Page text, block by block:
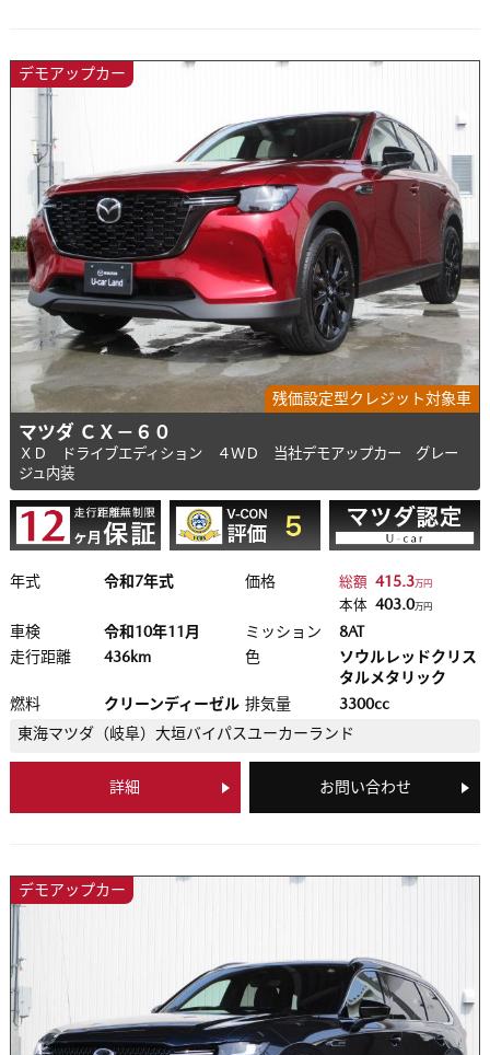
デモアップカー
残価設定型クレジット対象車
マツダ ＣＸ－６０
ＸＤ ドライブエディション ４ＷＤ 当社デモアップカー グレー
ジュ内装
年式 令和7年式 価格 総額 415.3 万円
本体 403.0万円
車検 令和10年11月 ミッション
8AT
走行距離
436km 色
ソウルレッドクリス
タルメタリック
燃料
クリーンディーゼル 排気量
3300cc
東海マツダ（岐阜） 大垣バイパスユーカーランド
詳細 お問い合わせ
デモアップカー